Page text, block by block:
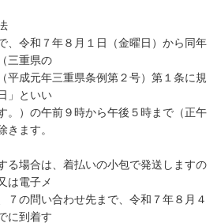
和７年８月１日（金曜日）から同年
三重県の
元年三重県条例第２号）第１条に規
」といい
の午前９時から午後５時まで（正午
きます。
合は、着払いの小包で発送しますの
は電子メ
問い合わせ先まで、令和７年８月４
に到着す